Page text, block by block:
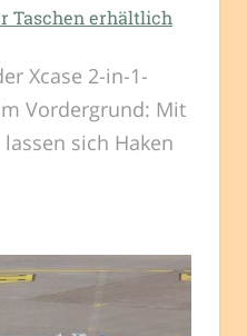
Taschen erhältlich
Xcase 2-in-1-
Vordergrund: Mit
sich Haken